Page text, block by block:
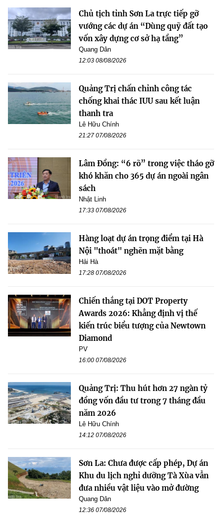
Chủ tịch tỉnh Sơn La trực tiếp gỡ
vướng các dự án “Dùng quỹ đất tạo
vốn xây dựng cơ sở hạ tầng”
Quang Dân
12:03 08/08/2026
Quảng Trị chấn chỉnh công tác
chống khai thác IUU sau kết luận
thanh tra
Lê Hữu Chính
21:27 07/08/2026
Lâm Đồng: “6 rõ” trong việc tháo gỡ
khó khăn cho 365 dự án ngoài ngân
sách
Nhật Linh
17:33 07/08/2026
Hàng loạt dự án trọng điểm tại Hà
Nội "thoát" nghẽn mặt bằng
Hải Hà
17:28 07/08/2026
Chiến thắng tại DOT Property
Awards 2026: Khẳng định vị thế
kiến trúc biểu tượng của Newtown
Diamond
PV
16:00 07/08/2026
Quảng Trị: Thu hút hơn 27 ngàn tỷ
đồng vốn đầu tư trong 7 tháng đầu
năm 2026
Lê Hữu Chính
14:12 07/08/2026
Sơn La: Chưa được cấp phép, Dự án
Khu du lịch nghỉ dưỡng Tà Xùa vẫn
đưa nhiều vật liệu vào mở đường
Quang Dân
12:36 07/08/2026